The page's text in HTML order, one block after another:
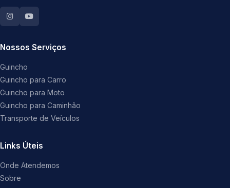
Nossos Serviços
Guincho
Guincho para Carro
Guincho para Moto
Guincho para Caminhão
Transporte de Veículos
Links Úteis
Onde Atendemos
Sobre